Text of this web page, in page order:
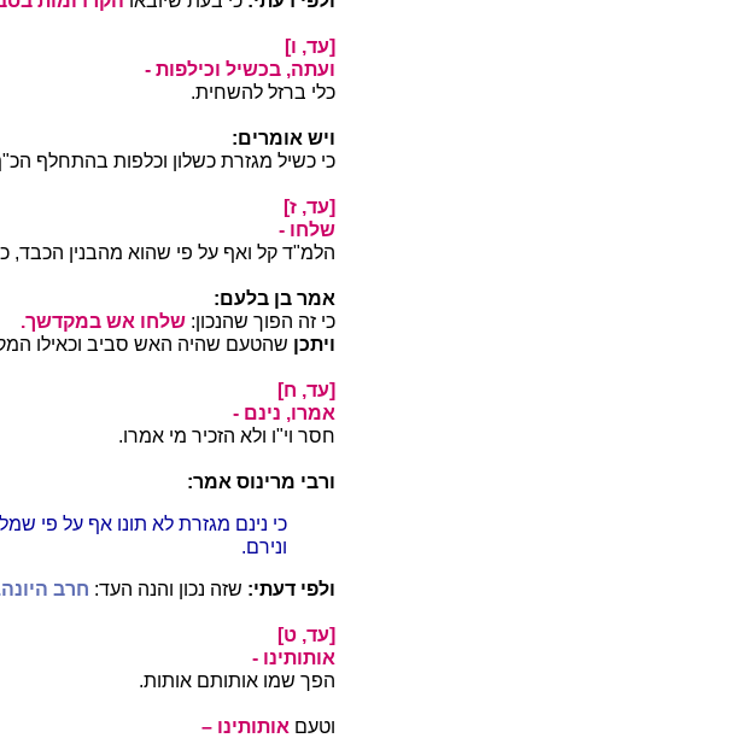
[עד, ו]
ועתה, בכשיל וכילפות -
כלי ברזל להשחית.
ויש אומרים:
כי כשיל מגזרת כשלון וכלפות בהתחלף
[עד, ז]
שלחו -
הלמ"ד קל ואף על פי שהוא מהבנין הכבד,
אמר בן בלעם:
כי זה הפוך שהנכון: שלחו אש במקדשך.
ויתכן שהטעם שהיה האש סביב וכאילו
[עד, ח]
אמרו, נינם -
חסר וי"ו ולא הזכיר מי אמרו.
ורבי מרינוס אמר:
כי נינם מגזרת לא תונו אף על פי
ונירם.
ולפי דעתי: שזה נכון והנה העד: חרב
[עד, ט]
אותותינו -
הפך שמו אותותם אותות.
וטעם אותותינו –